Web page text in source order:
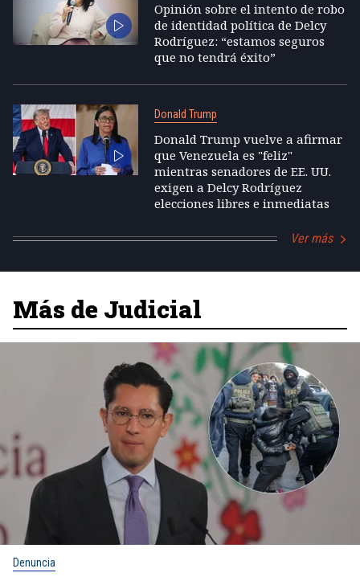
Opinión sobre el intento de robo
de identidad política de Delcy
Rodríguez: “estamos seguros
que no tendrá éxito”
Donald Trump
Donald Trump vuelve a afirmar
que Venezuela es "feliz"
mientras senadores de EE. UU.
exigen a Delcy Rodríguez
elecciones libres e inmediatas
Ver más
Más de Judicial
Denuncia